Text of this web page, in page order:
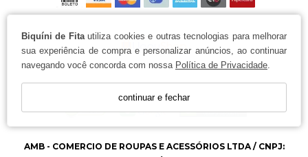
Biquíni de Fitautiliza cookies e outras tecnologias para melhorar
sua experiência de compra e personalizar anúncios, ao continuar
navegando você concorda com nossa Política de Privacidade.
continuar e fechar
AMB - COMERCIO DE ROUPAS E ACESSÓRIOS LTDA / CNPJ: